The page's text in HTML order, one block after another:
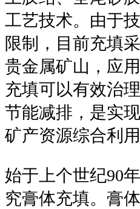
工艺技术。由于
限制，目前充填
贵金属矿山，应
充填可以有效治
节能减排，是实
矿产资源综合利
始于上个世纪90
究膏体充填。膏